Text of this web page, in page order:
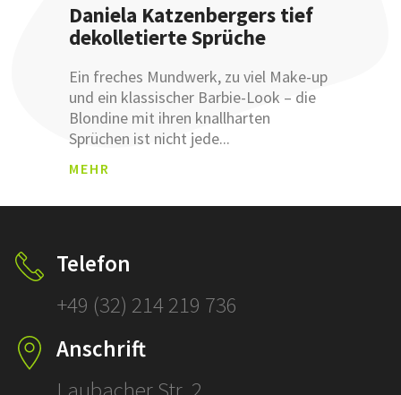
Daniela Katzenbergers tief
dekolletierte Sprüche
Ein freches Mundwerk, zu viel Make-up
und ein klassischer Barbie-Look – die
Blondine mit ihren knallharten
Sprüchen ist nicht jede...
MEHR
ELDU
NGSB
Telefon
+49 (32) 214 219 736
Anschrift
Laubacher Str. 2